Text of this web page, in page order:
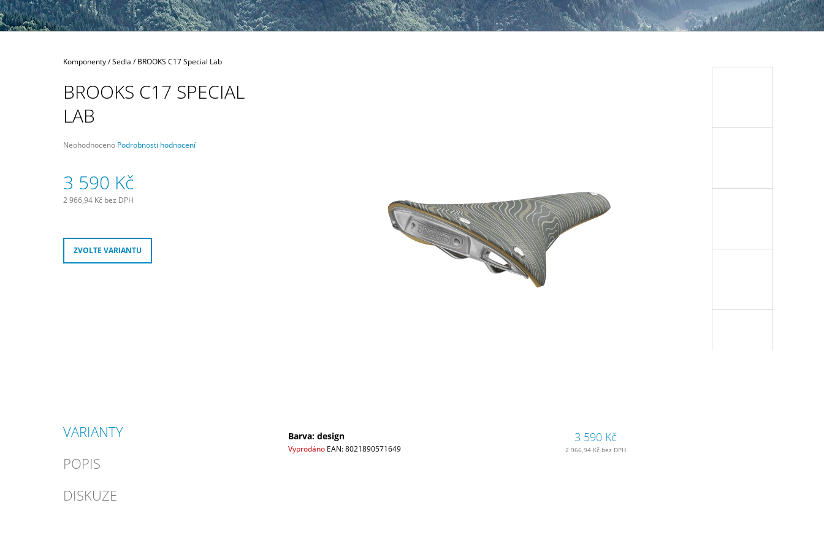
Domů
Komponenty/Sedla / BROOKS C17 Special Lab
BROOKS C17 SPECIAL
LAB
Průměrné
je
0,0
z
Neohodnoceno Podrobnosti hodnocení
3 590 Kč
2 966,94 Kč bez DPH
ZVOLTE VARIANTU
VARIANTY
POPIS
DISKUZE
Barva: design
Vyprodáno EAN: 8021890571649
3 590 Kč
2 966,94 Kč bez DPH
189 Kč
169 Kč